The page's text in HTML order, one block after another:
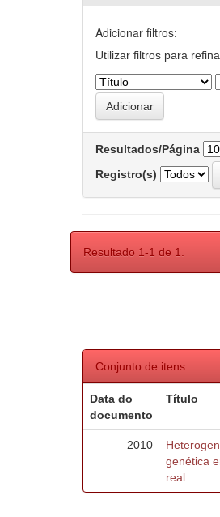
Adicionar filtros:
Utilizar filtros para
Resultados/Página
Registro(s)
Resultado 1-1 de 1.
Conjunto de itens:
Data do
documento
Título
2010
genética
real